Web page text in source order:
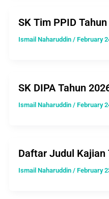
SK Tim PPID
Ismail Naharuddin/February
SK DIPA Tahun
Ismail Naharuddin/February
Daftar Judul Kajian
Ismail Naharuddin/February